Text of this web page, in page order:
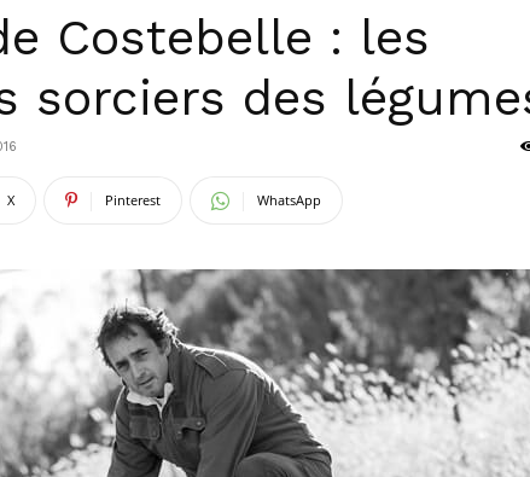
Costebelle : les
sorciers des
X Pinterest WhatsApp